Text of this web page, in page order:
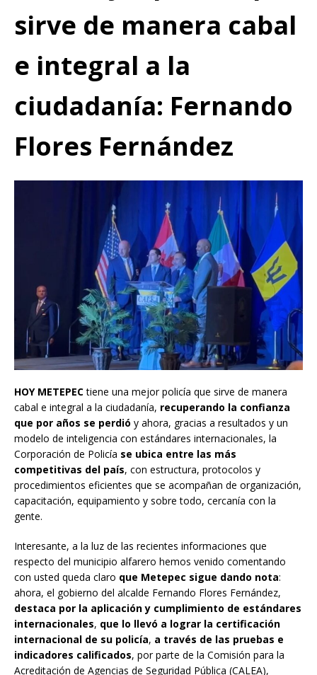
sirve de manera cabal
e integral a la
ciudadanía: Fernando
Flores Fernández
HOY METEPECtiene una mejor policía que sirve de manera
cabal e integral a la ciudadanía, recuperando la confianza
que por años se perdió y ahora, gracias a resultados y un
modelo de inteligencia con estándares internacionales, la
Corporación de Policía se ubica entre las más
competitivas del país, con estructura, protocolos y
procedimientos eficientes que se acompañan de organización,
capacitación, equipamiento y sobre todo, cercanía con la
gente.
Interesante, a la luz de las recientes informaciones que
respecto del municipio alfarero hemos venido comentando
con usted queda claro que Metepec sigue dando nota:
ahora, el gobierno del alcalde Fernando Flores Fernández,
destaca por la aplicación y cumplimiento de estándares
internacionales, que lo llevó a lograr la certificación
internacional de su policía, a través de las pruebas e
indicadores calificados, por parte de la Comisión para la
Acreditación de Agencias de Seguridad Pública (CALEA),